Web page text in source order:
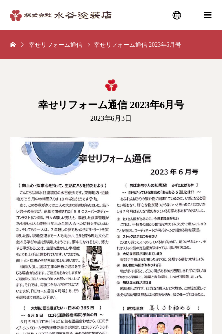
幸せリフォーム通信 幸せリフォーム通信 2023年6月号
幸せリフォーム通信 2023年6月号
2023年6月3日